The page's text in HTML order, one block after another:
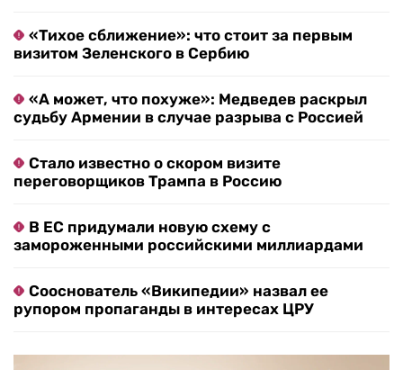
«Тихое сближение»: что стоит за первым
визитом Зеленского в Сербию
«А может, что похуже»: Медведев раскрыл
судьбу Армении в случае разрыва с Россией
Стало известно о скором визите
переговорщиков Трампа в Россию
В ЕС придумали новую схему с
замороженными российскими миллиардами
Сооснователь «Википедии» назвал ее
рупором пропаганды в интересах ЦРУ